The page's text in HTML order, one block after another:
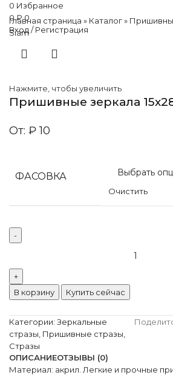
0 Избранное
0₽0
Вход / Регистрация
Главная страница » Каталог»
Siam
Нажмите, чтобы увеличить
Пришивные зеркала
От: ₽10
ФАСОВКА
Очистить
В корзину Купить сейчас
Категории: Зеркальные
стразы Пришивные стразы
Стразы
ОПИСАНИЕОТЗЫВЫ (0)
Материал: акрил. Легкие и прочные